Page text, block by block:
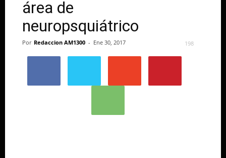
área de
neuropsquiátrico
Por Redaccion AM1300 - Ene 30, 2017 198